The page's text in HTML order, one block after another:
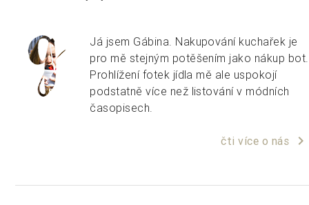
Já jsem Gábina. Nakupování kuchařek je
pro mě stejným potěšením jako nákup bot.
Prohlížení fotek jídla mě ale uspokojí
podstatně více než listování v módních
časopisech.
čti více o nás keyboard_arrow_right